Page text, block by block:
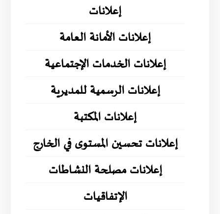
إعلانات
إعلانات الأمانة العامة
إعلانات الخدمات الإجتماعية
إعلانات الرسمية للمديرية
إعلانات المكتبة
إعلانات تحسين المستوى في الخارج
إعلانات مصلحة النشاطات
الإتفاقيات